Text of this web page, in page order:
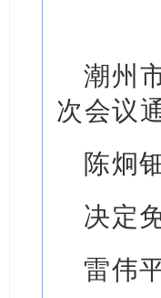
潮州
次会议
陈炯
决定
雷伟